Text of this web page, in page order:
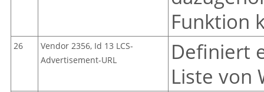
Funktion
26
Vendor 2356, Id 13 LCS-
Advertisement-URL
Definiert
Liste von